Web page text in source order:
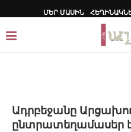
ՄԵՐ ՄԱՍԻՆ
Ադրբեջանը
ընտրատեղամասեր է